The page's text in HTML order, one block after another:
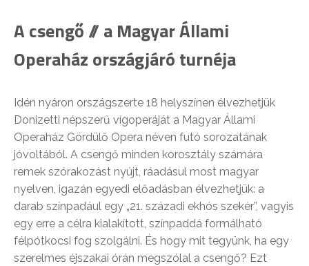
A csengő // a Magyar Állami
Operaház országjáró turnéja
Idén nyáron országszerte 18 helyszínen élvezhetjük
Donizetti népszerű vígoperáját a Magyar Állami
Operaház Gördülő Opera néven futó sorozatának
jóvoltából. A csengő minden korosztály számára
remek szórakozást nyújt, ráadásul most magyar
nyelven, igazán egyedi előadásban élvezhetjük: a
darab színpadául egy „21. századi ekhós szekér”, vagyis
egy erre a célra kialakított, színpaddá formálható
félpótkocsi fog szolgálni. És hogy mit tegyünk, ha egy
szerelmes éjszakai órán megszólal a csengő? Ezt